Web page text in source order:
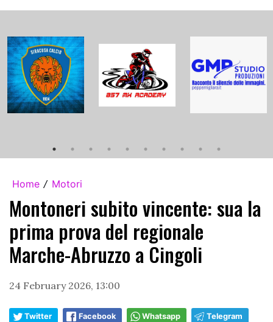
Home / Motori
Montoneri subito vincente: sua la
prima prova del regionale
Marche-Abruzzo a Cingoli
24 February 2026, 13:00
Twitter Facebook Whatsapp Telegram